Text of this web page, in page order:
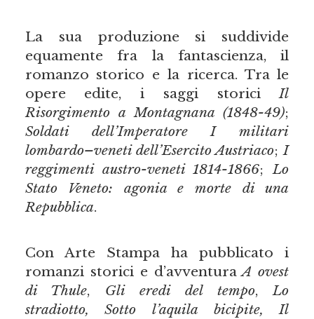
La sua produzione si suddivide
equamente fra la fantascienza, il
romanzo storico e la ricerca. Tra le
opere edite, i saggi storici Il
Risorgimento a Montagnana (1848-49);
Soldati dell’ImperatoreI militari
lombardo–veneti dell’Esercito Austriaco; I
reggimenti austro-veneti 1814-1866; Lo
Stato Veneto: agonia e morte di una
Repubblica.
Con Arte Stampa ha pubblicato i
romanzi storici e d’avventura A ovest
di Thule, Gli eredi del tempo,Lo
stradiotto, Sotto l’aquila bicipite, Il